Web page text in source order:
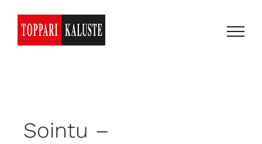
content
Sointu –